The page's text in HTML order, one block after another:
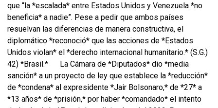
que “la *escalada* entre Estados Unidos y Venezuela *no
beneficia* a nadie”. Pese a pedir que ambos países
resuelvan las diferencias de manera constructiva, el
diplomático *reconoció* que las acciones de *Estados
Unidos violan* el *derecho internacional humanitario.* (S.G.)
42) *Brasil.*
La Cámara de *Diputados* dio *media
sanción* a un proyecto de ley que establece la *reducción*
de *condena* al expresidente *Jair Bolsonaro,* de *27* a
*13 años* de *prisión,* por haber *comandado* el intento